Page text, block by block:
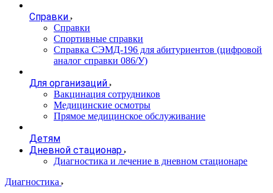
Справки
Справки
Спортивные справки
Справка СЭМД‑196 для абитуриентов (цифровой
аналог справки 086/У)
Для организаций
Вакцинация сотрудников
Медицинские осмотры
Прямое медицинское обслуживание
Детям
Дневной стационар
Диагностика и лечение в дневном стационаре
Диагностика